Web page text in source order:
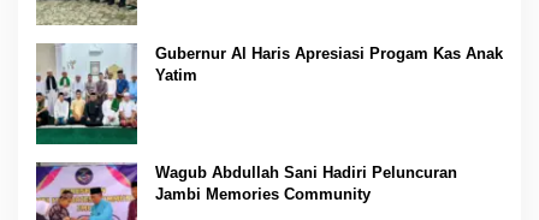
Gubernur Al Haris Apresiasi Progam Kas Anak
Yatim
Wagub Abdullah Sani Hadiri Peluncuran
Jambi Memories Community